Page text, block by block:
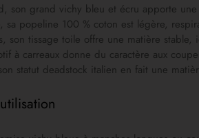
son grand vichy bleu et écru apporte
sa popeline 100 % coton est légère,
son tissage toile offre une matière stable,
à carreaux donne du caractère aux
statut deadstock italien en fait une